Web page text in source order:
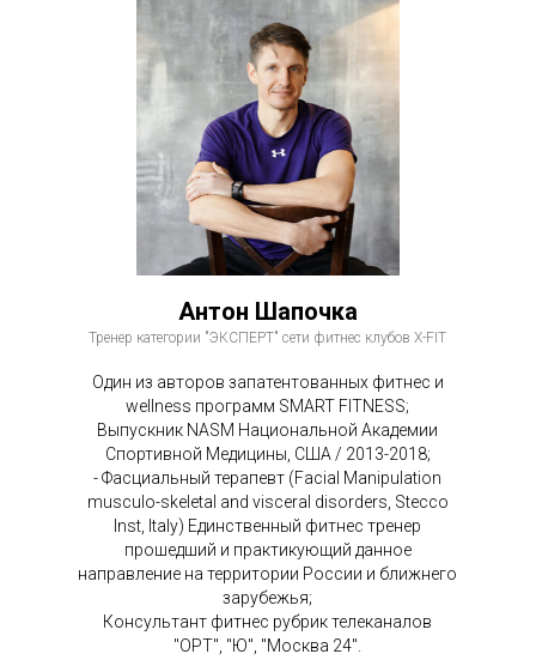
Антон Шапочка
Тренер категории "ЭКСПЕРТ" сети фитнес клубов X-FIT
Один из авторов запатентованных фитнес и
wellness программ SMART FITNESS;
Выпускник NASM Национальной Академии
Спортивной Медицины, США / 2013-2018;
- Фасциальный терапевт (Facial Manipulation
musculo-skeletal and visceral disorders, Stecco
Inst, Italy) Единственный фитнес тренер
прошедший и практикующий данное
направление на территории России и ближнего
зарубежья;
Консультант фитнес рубрик телеканалов
"ОРТ", "Ю", "Москва 24".